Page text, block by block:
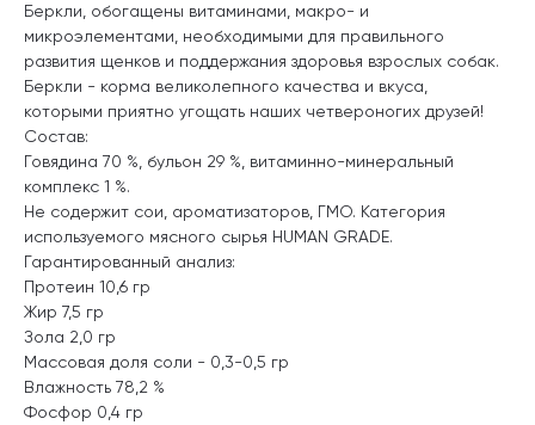
Беркли, обогащены витаминами, макро- и
микроэлементами, необходимыми для правильного
развития щенков и поддержания здоровья взрослых собак.
Беркли - корма великолепного качества и вкуса,
которыми приятно угощать наших четвероногих друзей!
Состав:
Говядина 70 %, бульон 29 %, витаминно-минеральный
комплекс 1 %.
Не содержит сои, ароматизаторов, ГМО. Категория
используемого мясного сырья HUMAN GRADE.
Гарантированный анализ:
Протеин 10,6 гр
Жир 7,5 гр
Зола 2,0 гр
Массовая доля соли - 0,3-0,5 гр
Влажность 78,2 %
Фосфор 0,4 гр